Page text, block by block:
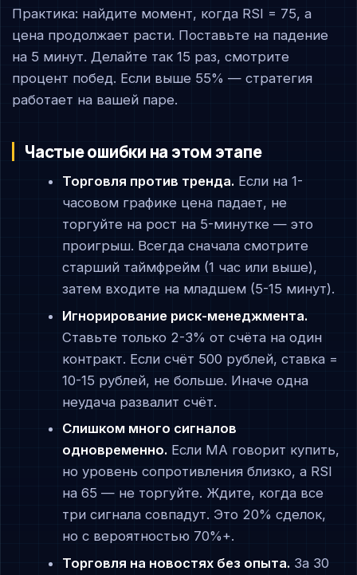
Практика: найдите момент, когда RSI = 75, а
цена продолжает расти. Поставьте на падение
на 5 минут. Делайте так 15 раз, смотрите
процент побед. Если выше 55% — стратегия
работает на вашей паре.
Частые ошибки на этом этапе
Торговля против тренда.Если на 1-
часовом графике цена падает, не
торгуйте на рост на 5-минутке — это
проигрыш. Всегда сначала смотрите
старший таймфрейм (1 час или выше),
затем входите на младшем (5-15 минут).
Игнорирование риск-менеджмента.
Ставьте только 2-3% от счёта на один
контракт. Если счёт 500 рублей, ставка =
10-15 рублей, не больше. Иначе одна
неудача развалит счёт.
Слишком много сигналов
одновременно.Если MA говорит купить,
но уровень сопротивления близко, а RSI
на 65 — не торгуйте. Ждите, когда все
три сигнала совпадут. Это 20% сделок,
но с вероятностью 70%+.
Торговля на новостях без опыта.За 30